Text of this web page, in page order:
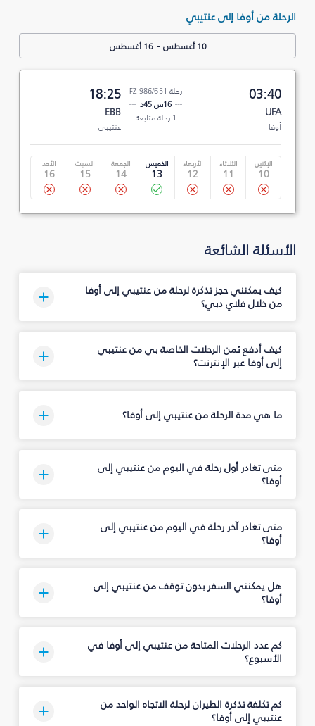
الرحلة من أوفا إلى عنتيبي
10 أغسطس -16 أغسطس
03:40
UFA
أوفا
رحلة FZ 986/651
16س 45د
1 رحلة متابعة
18:25
EBB
عنتيبي
الإثنين
10
الثلاثاء
11
الأربعاء
12
الخميس
13
الجمعة
14
السبت
15
الأحد
16
الأسئلة الشائعة
كيف يمكنني حجز تذكرة لرحلة من عنتيبي إلى أوفا
من خلال فلاي دبي؟
كيف أدفع ثمن الرحلات الخاصة بي من عنتيبي
إلى أوفا عبر الإنترنت؟
ما هي مدة الرحلة من عنتيبي إلى أوفا؟
متى تغادر أول رحلة في اليوم من عنتيبي إلى
أوفا؟
متى تغادر آخر رحلة في اليوم من عنتيبي إلى
أوفا؟
هل يمكنني السفر بدون توقف من عنتيبي إلى
أوفا؟
كم عدد الرحلات المتاحة من عنتيبي إلى أوفا في
الأسبوع؟
كم تكلفة تذكرة الطيران لرحلة الاتجاه الواحد من
عنتيبي إلى أوفا؟